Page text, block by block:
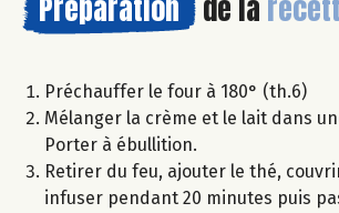
Préparation de la
Préchauffer le four à 180° (th.6)
Mélanger la crème et le lait dans
Porter à ébullition.
Retirer du feu, ajouter le thé,
infuser pendant 20 minutes puis